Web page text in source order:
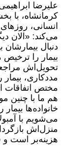
علیرضا
کرمانشاه، با
انسانی،
می‌کند: «الان
دنبال
بیمار را
تحویل‌اش
مددکاری،
مختص اتفاقات
هم ما با چنین
خانواده‌ها
می‌شویم با
منزل‌اش
هزینه‌بر است و